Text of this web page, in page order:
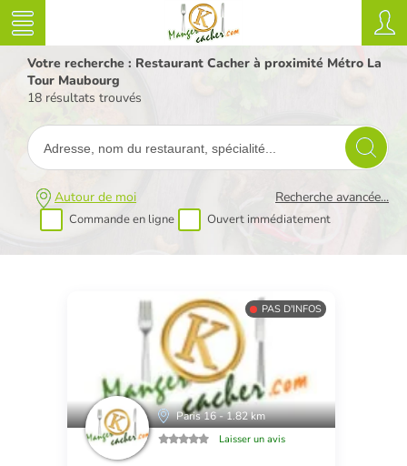
Votre recherche : Restaurant Cacher à proximité Métro La
Tour Maubourg
18 résultats trouvés
Autour de moi
Commande en ligne Ouvert immédiatement
Recherche avancée...
PAS D'INFOS
Paris 16 - 1.82 km
Laisser un avis